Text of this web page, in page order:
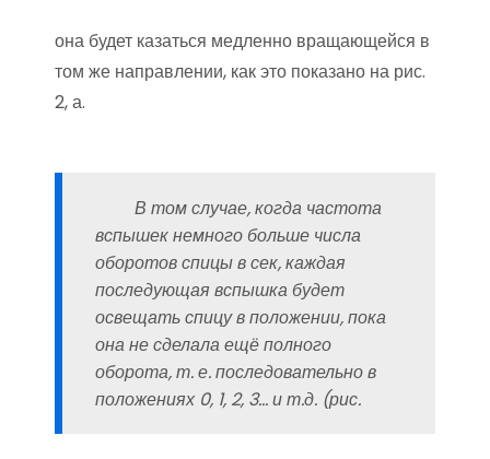
она будет казаться медленно вращающейся в
том же направлении, как это показано на рис.
2, а.
В том случае, когда частота
вспышек немного больше числа
оборотов спицы в сек, каждая
последующая вспышка будет
освещать спицу в положении, пока
она не сделала ещё полного
оборота, т. е. последовательно в
положениях 0, 1, 2, 3… и т.д. (рис.